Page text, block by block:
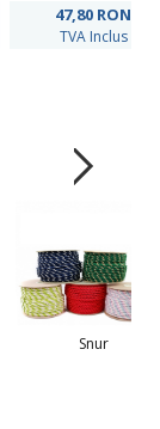
47,80 RON
TVA Inclus
Snur